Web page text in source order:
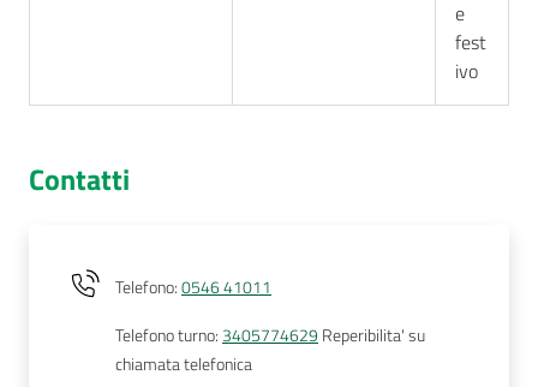
e
fest
ivo
Contatti
Telefono:0546 41011
Telefono turno: 3405774629 Reperibilita' su
chiamata telefonica